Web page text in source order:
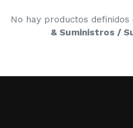
No hay productos
& Suministros /